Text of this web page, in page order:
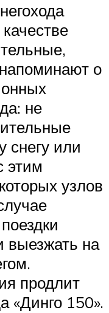
о
не
снегу или
этим
узлов
выезжать на
продлит
«Динго 150».